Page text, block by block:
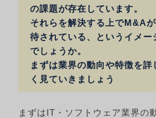
の課題が存在しています。
それらを解決する上でM&Aが
待されている、というイメー
でしょうか。
まずは業界の動向や特徴を詳
く見ていきましょう
まずはIT・ソフトウェア業界の